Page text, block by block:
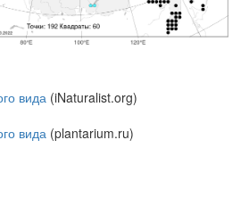
вида (iNaturalist.org)
вида (plantarium.ru)